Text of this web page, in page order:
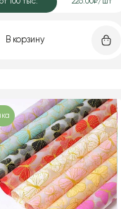
В корзину